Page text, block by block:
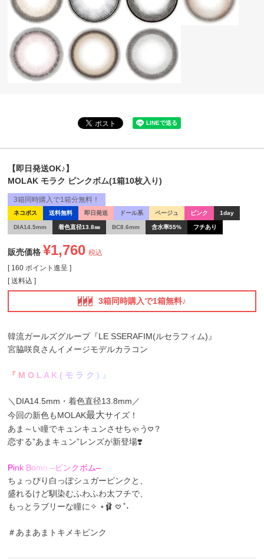
【即日発送OK♪】
MOLAK モラク ピンクボム(1箱10枚入り)
ネコポス 送料無料 即日発送 ドール系 ベージュ ピンク 1day
DIA14.5mm 着色直径13.8㎜ BC8.6mm 含水率55% フチあり
3箱同時購入で1箱分無料！
販売価格 ¥1,760 税込
[ 160 ポイント進呈 ]
送料込
3箱同時購入で1箱無料♪
韓流ガールズグループ『LE SSERAFIM(ルセラフィム)』
宮脇咲良 さんイメージモデルカラコン
『 M O L A K ( モ ラ ク ) 』
＼DIA14.5mm・着色直径13.8mm／
今回の新色もMOLAK最大サイズ！
あま～い瞳でキュンキュンさせちゃう𖹭？
恋する”あまキュン”レンズが新登場❣️
Pink Bomb –ピンクボ ム–
ちょっぴり白っぽシュガーピンクと、
盛れるけど馴染むふわふわ太フチで、
もっとラブリーな瞳に✧ ⋆🩰 𖹭 ˚˖
＃あまあまトキメキピンク